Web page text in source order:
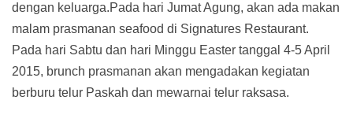
dengan keluarga.Pada hari Jumat Agung, akan ada makan
malam prasmanan seafood di Signatures Restaurant.
Pada hari Sabtu dan hari Minggu Easter tanggal 4-5 April
2015, brunch prasmanan akan mengadakan kegiatan
berburu telur Paskah dan mewarnai telur raksasa.